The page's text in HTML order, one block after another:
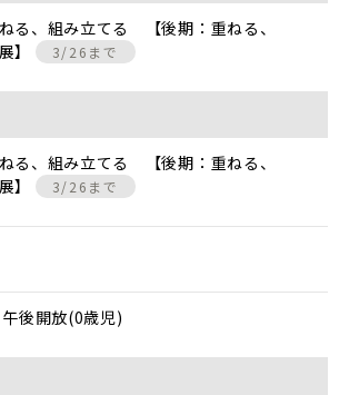
る、組み立てる 【後期：重ねる、
】
3/26まで
る、組み立てる 【後期：重ねる、
】
3/26まで
後開放(0歳児)